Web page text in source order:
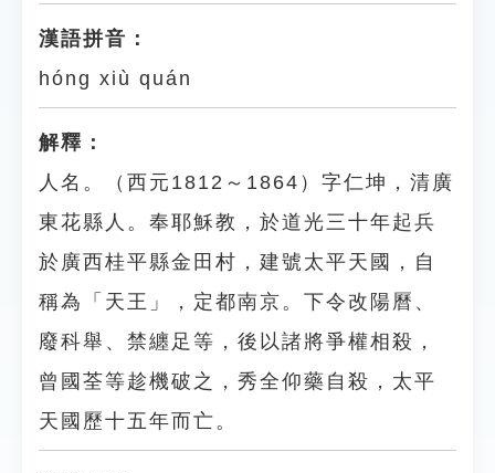
漢語拼音：
hóng xiù quán
解釋：
人名。（西元1812～1864）字仁坤，清廣
東花縣人。奉耶穌教，於道光三十年起兵
於廣西桂平縣金田村，建號太平天國，自
稱為「天王」，定都南京。下令改陽曆、
廢科舉、禁纏足等，後以諸將爭權相殺，
曾國荃等趁機破之，秀全仰藥自殺，太平
天國歷十五年而亡。